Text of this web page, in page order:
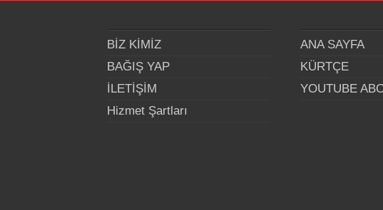
BİZ KİMİZ
BAĞIŞ YAP
İLETİŞİM
Hizmet Şartları
ANA SAYFA
KÜRTÇE
YOUTUBE